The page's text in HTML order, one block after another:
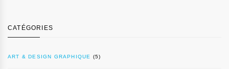
CATÉGORIES
ART & DESIGN GRAPHIQUE (5)